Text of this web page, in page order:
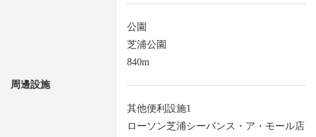
周邊設施
公園
芝浦公園
840m
其他便利設施1
ローソン芝浦シーバンス・ア・モール店